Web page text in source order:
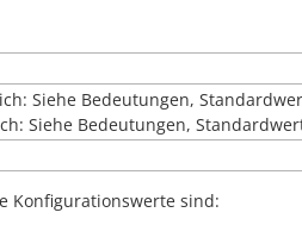
Siehe Bedeutungen,
Siehe Bedeutungen,
Konfigurationswerte sind: